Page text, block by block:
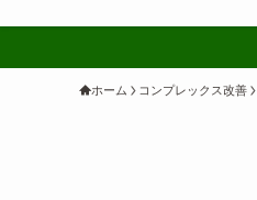
ホーム コンプレックス改善